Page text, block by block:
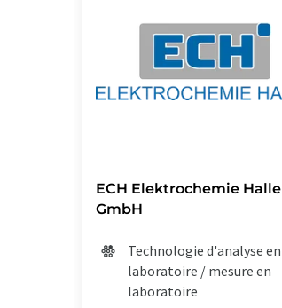
ECH Elektrochemie Halle
GmbH
Technologie d'analyse en
laboratoire / mesure en
laboratoire